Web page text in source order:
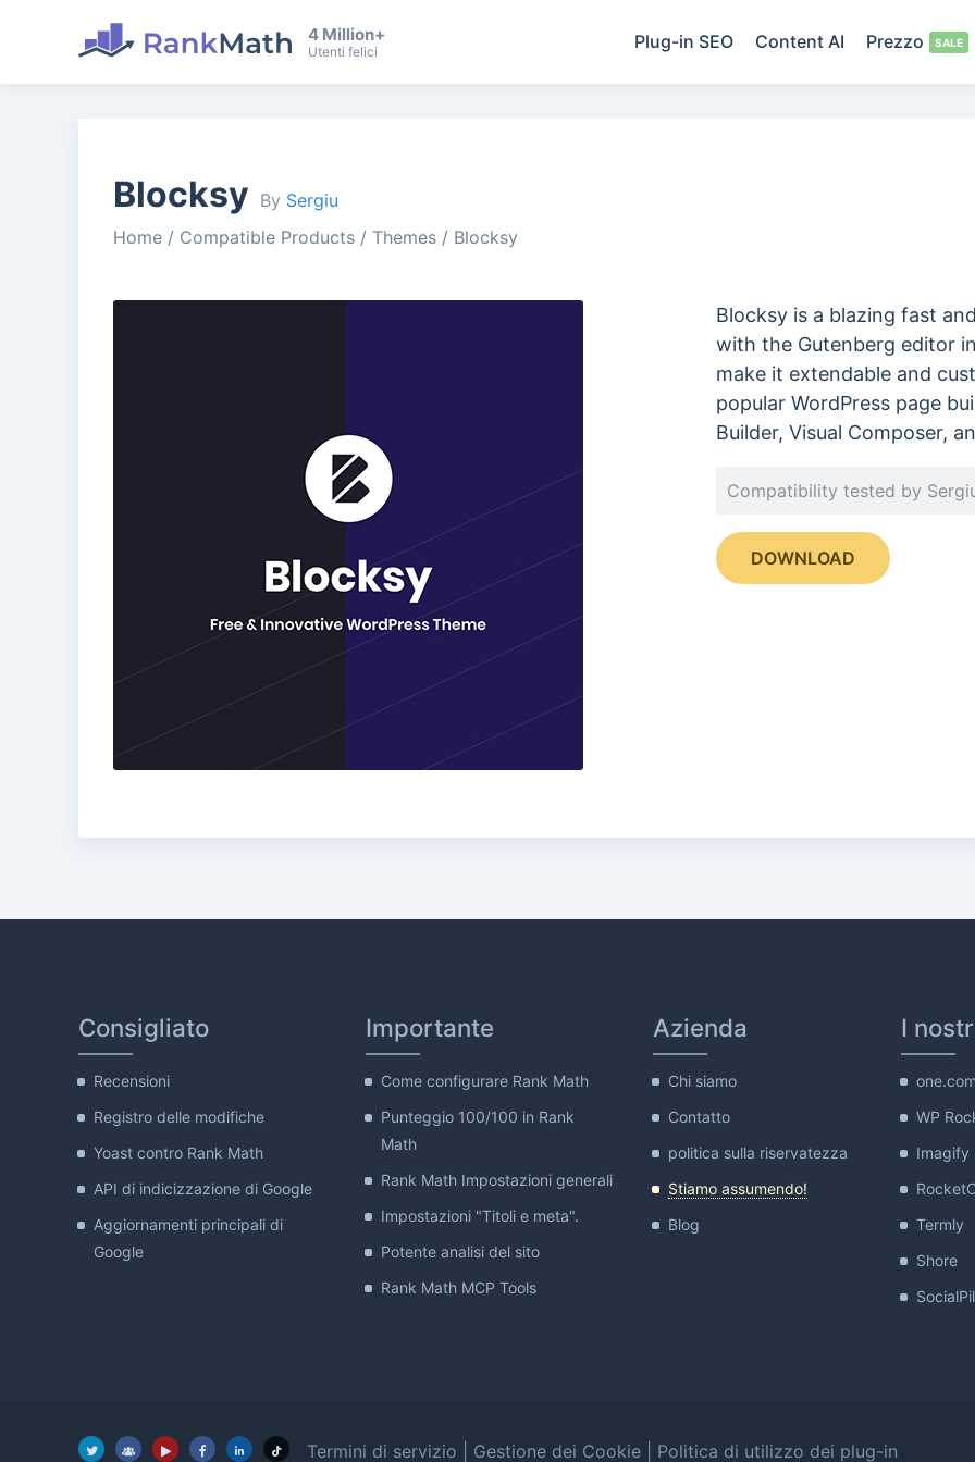
4 Million+
Utenti felici Plug-in SEO Content AI Prezzo
Blocksy By Sergiu
Home / Compatible Products / Themes / Blocksy
Blocksy is a blazing fast
with the Gutenberg editor
make it extendable and
popular WordPress page
Builder, Visual Composer,
Compatibility tested by
DOWNLOAD
Consigliato
Recensioni
Registro delle modifiche
Yoast contro Rank Math
API di indicizzazione di Google
Aggiornamenti principali di
Google
Importante
Come configurare Rank Math
Punteggio 100/100 in Rank
Math
Rank Math Impostazioni generali
Impostazioni "Titoli e meta".
Potente analisi del sito
Rank Math MCP Tools
Azienda
Chi siamo
Contatto
politica sulla riservatezza
Stiamo assumendo!
Blog
I
WP
Imagify
Termly
Shore
Termini di servizio Gestione dei Cookie Politica di utilizzo dei plug-in